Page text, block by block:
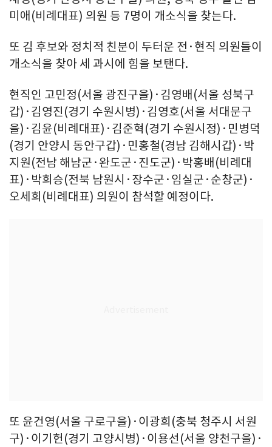
미애(비례대표) 의원 등 7명이 개소식을 찾는다.
또 김 후보와 정치적 친분이 두터운 전·현직 의원들이
개소식을 찾아 세 과시에 힘을 보탠다.
현직인 고민정(서울 광진구을)·김영배(서울 성북구
갑)·김영진(경기 수원시병)·김영호(서울 서대문구
을)·김윤(비례대표)·김준혁(경기 수원시정)·민병덕
(경기 안양시 동안구갑)·민홍철(경남 김해시갑)·박
지원(전남 해남군·완도군·진도군)·박홍배(비례대
표)·박희승(전북 남원시·장수군·임실군·순창군)·
오세희(비례대표) 의원이 참석할 예정이다.
또 윤건영(서울 구로구을)·이광희(충북 청주시 서원
구)·이기헌(경기 고양시병)·이용선(서울 양천구을)·